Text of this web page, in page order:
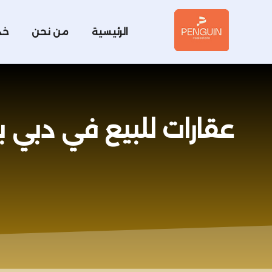
الرئيسية من نحن
عقارات للبيع في دبي بالتقسيط | 11 قرارًا قبل